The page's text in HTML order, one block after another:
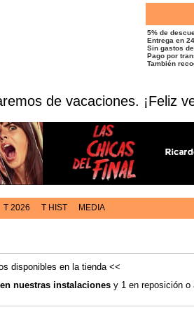
5% de
Entrega en
Sin gastos
Pago por
También
de vacaciones. ¡Feliz
T 2026 T HIST MEDIA
disponibles en la tienda <<
en nuestras instalaciones y 1 en reposición o